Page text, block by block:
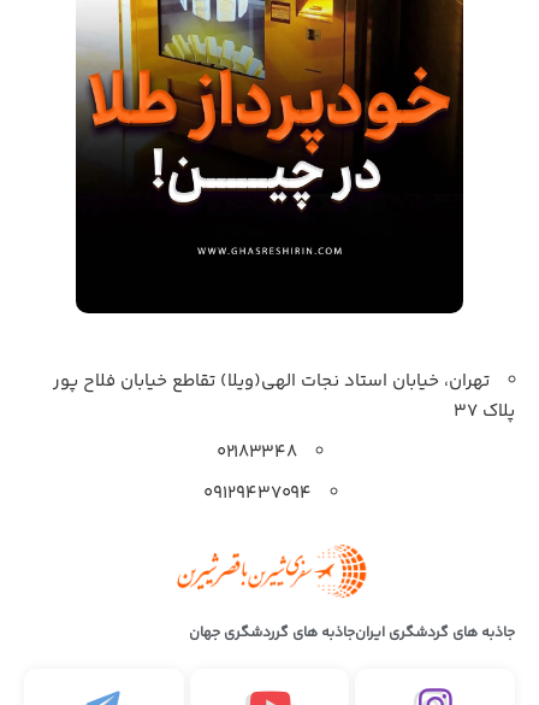
تهران، خیابان استاد نجات الهی(ویلا) تقاطع خیابان فلاح پور
پلاک 37
۰۲۱۸۳۳۴۸
۰۹۱۲۹۴۳۷۰۹۴
جاذبه های گردشگری ایرانجاذبه های گرردشگری جهان